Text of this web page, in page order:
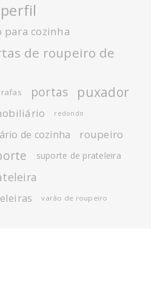
perfil
cozinha
de roupeiro de
portas puxador
redondo
de cozinha roupeiro
suporte de prateleira
varão de roupeiro